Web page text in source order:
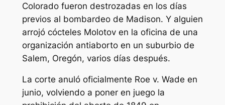
Colorado fueron destrozadas en los días
previos al bombardeo de Madison. Y alguien
arrojó cócteles Molotov en la oficina de una
organización antiaborto en un suburbio de
Salem, Oregón, varios días después.
La corte anuló oficialmente Roe v. Wade en
junio, volviendo a poner en juego la